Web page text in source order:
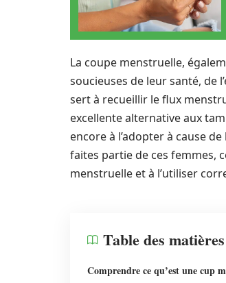
La coupe menstruelle,
soucieuses de leur santé, de
sert à recueillir le flux
excellente alternative aux
encore à l’adopter à cause
faites partie de ces femmes,
menstruelle et à l’utiliser
Table des matières
Comprendre ce qu’est une cup